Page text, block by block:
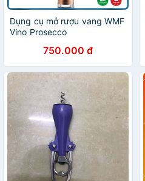
Dụng cụ mở rượu vang WMF
Vino Prosecco
750.000 đ